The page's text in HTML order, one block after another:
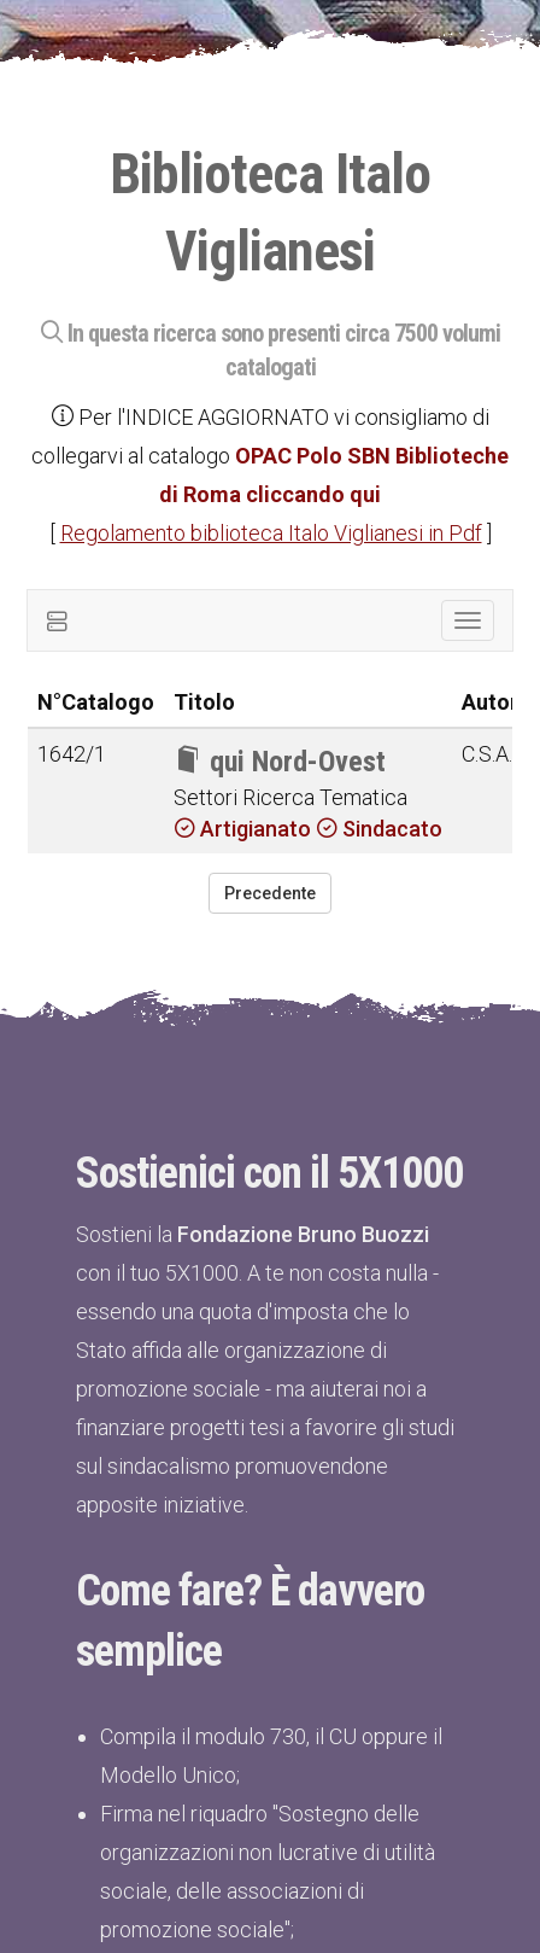
Biblioteca Italo
Viglianesi
In questa ricerca sono presenti circa 7500 volumi
catalogati
Per l'INDICE AGGIORNATO vi consigliamo di
collegarvi al catalogo OPAC Polo SBN Biblioteche
di Roma cliccando qui
Regolamento biblioteca Italo Viglianesi in Pdf]
Toggle
N°Catalogo
Titolo Autore
1642/1 qui Nord-Ovest
Settori Ricerca Tematica
Artigianato
Sindacato
Precedente
Sostienici con il 5X1000
Sostieni la Fondazione Bruno Buozzi
con il tuo 5X1000. A te non costa nulla -
essendo una quota d'imposta che lo
Stato affida alle organizzazione di
promozione sociale - ma aiuterai noi a
finanziare progetti tesi a favorire gli studi
sul sindacalismo promuovendone
apposite iniziative.
Come fare? È davvero
semplice
Compila il modulo 730, il CU oppure il
Modello Unico;
Firma nel riquadro "Sostegno delle
organizzazioni non lucrative di utilità
sociale, delle associazioni di
promozione sociale";